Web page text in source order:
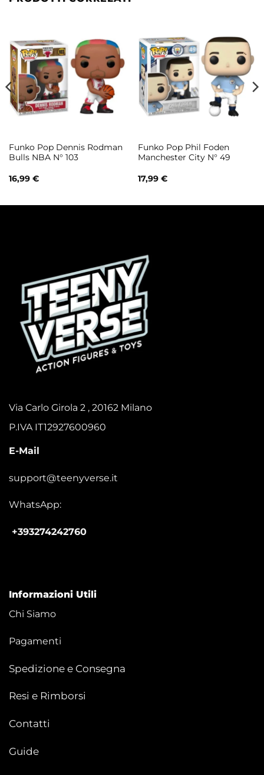
Funko Pop Dennis Rodman
Bulls NBA N° 103
16,99 €
Funko Pop Phil Foden
Manchester City N° 49
17,99 €
Via Carlo Girola 2 , 20162 Milano
P.IVA IT12927600960
E-Mail
support@teenyverse.it
WhatsApp:
+393274242760
Informazioni Utili
Chi Siamo
Pagamenti
Spedizione e Consegna
Resi e Rimborsi
Contatti
Guide